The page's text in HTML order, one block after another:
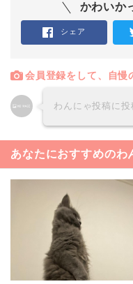
かわいか
シェア
会員登録をして、自慢
わんにゃ投稿に投
あなたにおすすめのわ